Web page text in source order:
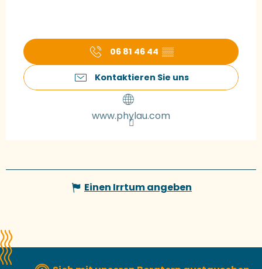
06 81 46 44 ▒▒
Kontaktieren Sie uns
www.phylau.com
Einen Irrtum angeben